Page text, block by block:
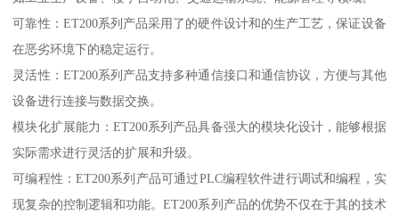
可靠性：ET200系列产品采用了的硬件设计和的生产工艺，保证设备
在恶劣环境下的稳定运行。
灵活性：ET200系列产品支持多种通信接口和通信协议，方便与其他
设备进行连接与数据交换。
模块化扩展能力：ET200系列产品具备强大的模块化设计，能够根据
实际需求进行灵活的扩展和升级。
可编程性：ET200系列产品可通过PLC编程软件进行调试和编程，实
现复杂的控制逻辑和功能。ET200系列产品的优势不仅在于其的技术